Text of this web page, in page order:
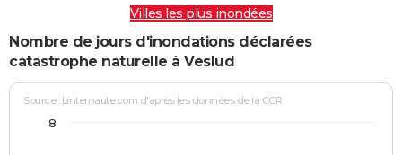
Villes les plus inondées
Nombre de jours d'inondations déclarées
catastrophe naturelle à Veslud
Source : Linternaute.com d'après les données de la CCR
8